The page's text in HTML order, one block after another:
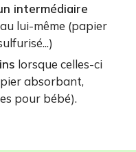
intermédiaire
lui-même (papier
lorsque celles-ci
absorbant,
pour bébé).